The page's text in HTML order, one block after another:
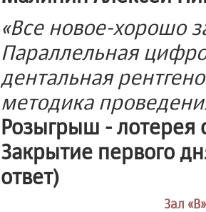
«Все новое-хорошо
Параллельная
дентальная
методика
Розыгрыш - лотерея
Закрытие первого
ответ)
Зал